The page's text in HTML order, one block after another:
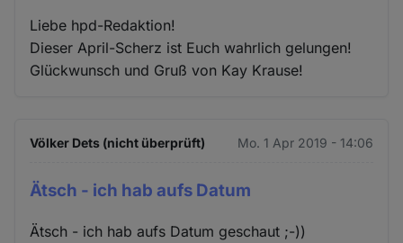
Liebe hpd-Redaktion!
Dieser April-Scherz ist Euch wahrlich gelungen!
Glückwunsch und Gruß von Kay Krause!
Völker Dets (nicht überprüft) Mo. 1 Apr 2019 - 14:06
Ätsch - ich hab aufs Datum
Ätsch - ich hab aufs Datum geschaut ;-))